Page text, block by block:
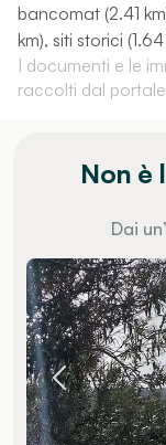
bancomat (2.41
km), siti storici
I documenti e le
raccolti dal
Non è
Dai